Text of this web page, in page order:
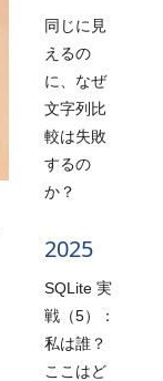
同じに見
えるの
に、なぜ
文字列比
較は失敗
するの
か？
2025
SQLite 実
戦（5）：
私は誰？
ここはど